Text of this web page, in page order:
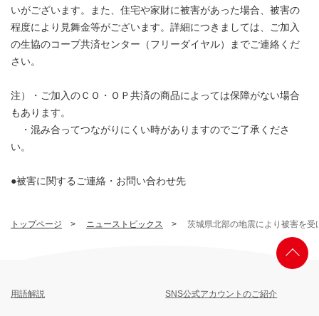
トップページ ニューストピックス 茨城県北部の地震により被害を受
いがございます。また、住宅や家財に被害があった場合、被害の
程度により見舞金等がございます。詳細につきましては、ご加入
の生協のコープ共済センター（フリーダイヤル）までご連絡くだ
さい。
注）・ご加入のＣＯ・ＯＰ共済の商品によっては保障がない場合
もあります。
・混み合ってつながりにくい時がありますのでご了承くださ
い。
●被害に関するご連絡・お問い合わせ先
用語解説 SNS公式アカウントのご紹介